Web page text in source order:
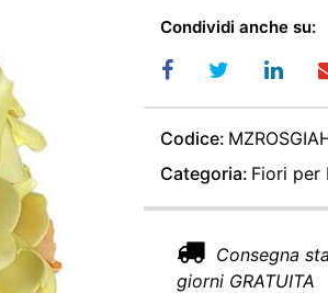
Condividi anche su:
Codice:
Categoria: Fiori per
Consegna
giorni GRATUITA